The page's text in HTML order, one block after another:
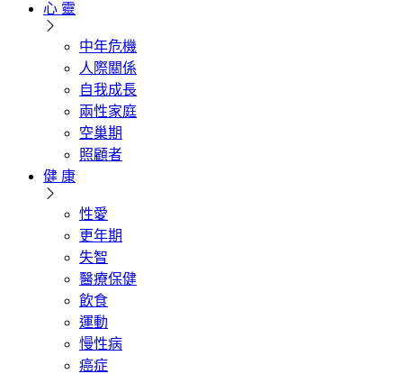
心 靈
中年危機
人際關係
自我成長
兩性家庭
空巢期
照顧者
健 康
性愛
更年期
失智
醫療保健
飲食
運動
慢性病
癌症